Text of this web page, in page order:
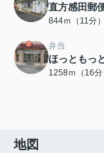
直方感田郵
844ｍ（11分）
弁当
ほっともっ
1258ｍ（16分
地図